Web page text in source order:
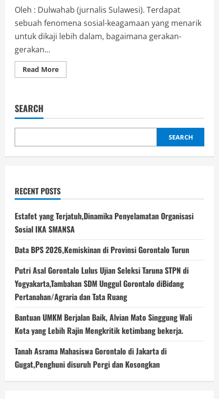
Oleh : Dulwahab (jurnalis Sulawesi). Terdapat
sebuah fenomena sosial-keagamaan yang menarik
untuk dikaji lebih dalam, bagaimana gerakan-
gerakan...
Read MoreRead
more
Terpilih
Pimpin
Kota
dan
SEARCH
SEARCH
RECENT POSTS
Estafet yang Terjatuh,Dinamika Penyelamatan Organisasi
Sosial IKA SMANSA
Data BPS 2026,Kemiskinan di Provinsi Gorontalo Turun
Putri Asal Gorontalo Lulus Ujian Seleksi Taruna STPN di
Yogyakarta,Tambahan SDM Unggul Gorontalo diBidang
Pertanahan/Agraria dan Tata Ruang
Bantuan UMKM Berjalan Baik, Alvian Mato Singgung Wali
Kota yang Lebih Rajin Mengkritik ketimbang bekerja.
Tanah Asrama Mahasiswa Gorontalo di Jakarta di
Gugat,Penghuni disuruh Pergi dan Kosongkan